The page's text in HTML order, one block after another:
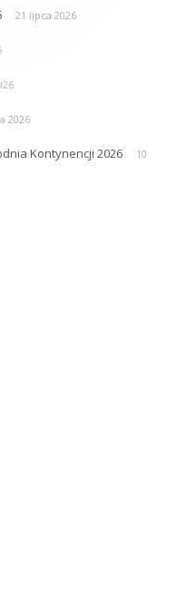
21 lipca 2026
2026
Kontynencji 2026
10